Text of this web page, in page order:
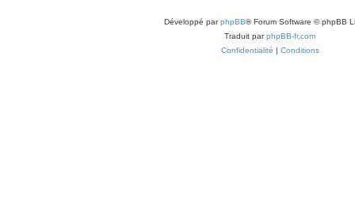
Développé parphpBB® Forum Software © phpBB
Traduit parphpBB-fr.com
Confidentialité | Conditions